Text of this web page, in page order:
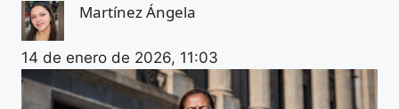
Martínez Ángela
14 de enero de 2026, 11:03